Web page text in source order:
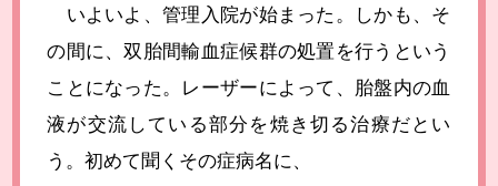
いよいよ、管理入院が始まった。しかも、そ
の間に、双胎間輸血症候群の処置を行うという
ことになった。レーザーによって、胎盤内の血
液が交流している部分を焼き切る治療だとい
う。初めて聞くその症病名に、